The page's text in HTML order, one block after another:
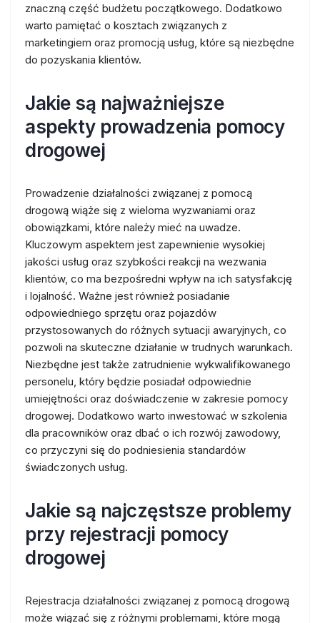
znaczną część budżetu początkowego. Dodatkowo
warto pamiętać o kosztach związanych z
marketingiem oraz promocją usług, które są niezbędne
do pozyskania klientów.
Jakie są najważniejsze
aspekty prowadzenia pomocy
drogowej
Prowadzenie działalności związanej z pomocą
drogową wiąże się z wieloma wyzwaniami oraz
obowiązkami, które należy mieć na uwadze.
Kluczowym aspektem jest zapewnienie wysokiej
jakości usług oraz szybkości reakcji na wezwania
klientów, co ma bezpośredni wpływ na ich satysfakcję
i lojalność. Ważne jest również posiadanie
odpowiedniego sprzętu oraz pojazdów
przystosowanych do różnych sytuacji awaryjnych, co
pozwoli na skuteczne działanie w trudnych warunkach.
Niezbędne jest także zatrudnienie wykwalifikowanego
personelu, który będzie posiadał odpowiednie
umiejętności oraz doświadczenie w zakresie pomocy
drogowej. Dodatkowo warto inwestować w szkolenia
dla pracowników oraz dbać o ich rozwój zawodowy,
co przyczyni się do podniesienia standardów
świadczonych usług.
Jakie są najczęstsze problemy
przy rejestracji pomocy
drogowej
Rejestracja działalności związanej z pomocą drogową
może wiązać się z różnymi problemami, które mogą